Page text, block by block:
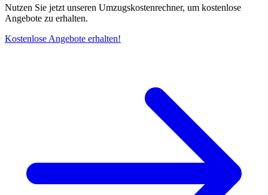
Nutzen Sie jetzt unseren Umzugskostenrechner, um kostenlose
Angebote zu erhalten.
Kostenlose Angebote erhalten!